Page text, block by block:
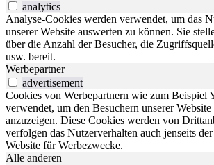
analytics
Analyse-Cookies werden verwendet, um das
unserer Website auswerten zu können. Sie
über die Anzahl der Besucher, die
usw. bereit.
Werbepartner
advertisement
Cookies von Werbepartnern wie zum Beispiel
verwendet, um den Besuchern unserer
anzuzeigen. Diese Cookies werden von
verfolgen das Nutzerverhalten auch jenseits
Website für Werbezwecke.
Alle anderen